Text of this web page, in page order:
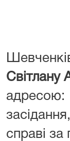
Світлану
адресою:
справі